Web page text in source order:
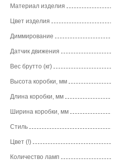
Материал изделия
Цвет изделия
Диммирование
Датчик движения
Вес брутто (кг)
Высота коробки, мм
Длина коробки, мм
Ширина коробки, мм
Стиль
Цвет (!)
Количество ламп